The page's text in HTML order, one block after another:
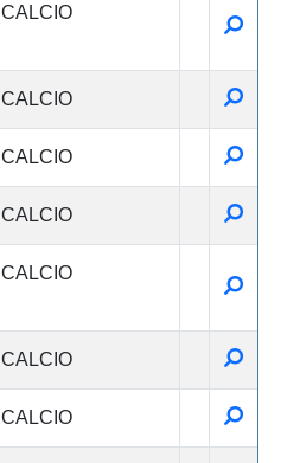
CALCIO
CALCIO
CALCIO
CALCIO
CALCIO
CALCIO
CALCIO